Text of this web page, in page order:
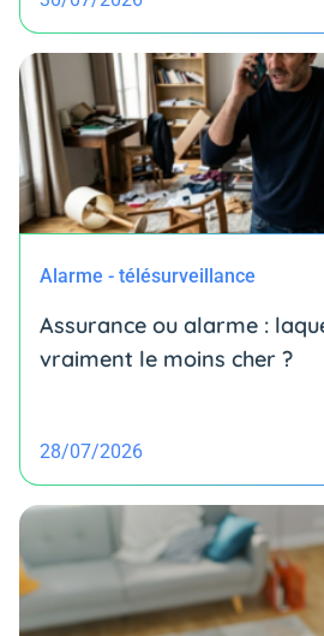
Alarme - télésurveillance
Assurance ou alarme :
vraiment le moins cher ?
28/07/2026